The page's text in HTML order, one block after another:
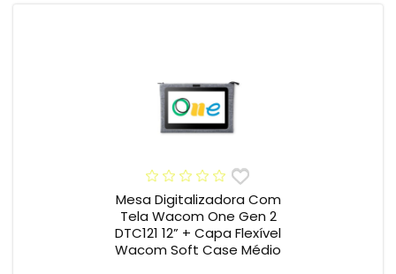
Mesa Digitalizadora Com
Tela Wacom One Gen 2
DTC121 12” + Capa Flexível
Wacom Soft Case Médio